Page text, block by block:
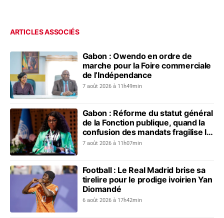
ARTICLES ASSOCIÉS
Gabon : Owendo en ordre de
marche pour la Foire commerciale
de l’Indépendance
7 août 2026 à 11h49min
Gabon : Réforme du statut général
de la Fonction publique, quand la
confusion des mandats fragilise le
dialogue social
7 août 2026 à 11h07min
Football : Le Real Madrid brise sa
tirelire pour le prodige ivoirien Yan
Diomandé
6 août 2026 à 17h42min